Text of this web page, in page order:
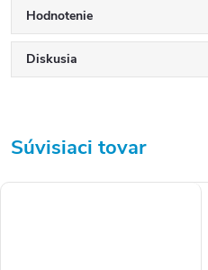
Hodnotenie
Diskusia
Súvisiaci tovar